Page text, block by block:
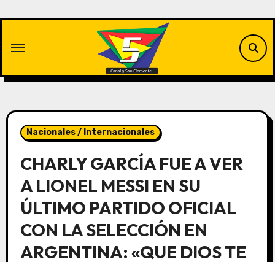
contenido
Nacionales / Internacionales
CHARLY GARCÍA FUE A VER
A LIONEL MESSI EN SU
ÚLTIMO PARTIDO OFICIAL
CON LA SELECCIÓN EN
ARGENTINA: «QUE DIOS TE